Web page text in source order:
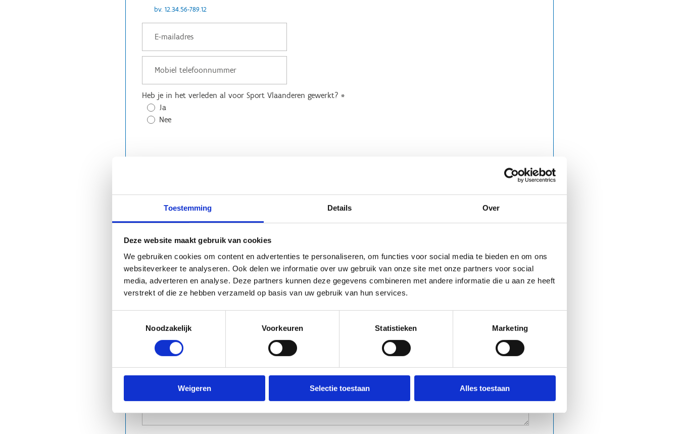
Toestemming Details Over
Deze website maakt gebruik van cookies
We gebruiken cookies om content en advertenties te personaliseren, om functies voor social media te bieden en om ons
websiteverkeer te analyseren. Ook delen we informatie over uw gebruik van onze site met onze partners voor social
media, adverteren en analyse. Deze partners kunnen deze gegevens combineren met andere informatie die u aan ze heeft
verstrekt of die ze hebben verzameld op basis van uw gebruik van hun services.
Noodzakelijk
Voorkeuren Statistieken Marketing
Weigeren Selectie toestaan Alles toestaan
bv. 12.34.56-789.12
Heb je in het verleden al voor Sport Vlaanderen gewerkt? *
Ja
Nee
Bachelor (lichamelijke opvoeding)
Secundair onderwijs
VTS-diploma
Duid hier je hoogst behaalde diploma aan. Ben je bezig aan een opleiding? Dan mag je die aanduiden.